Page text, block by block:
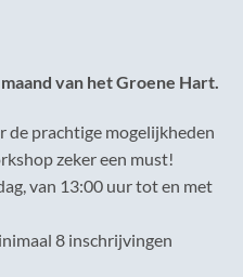
van het Groene Hart.
prachtige mogelijkheden
zeker een must!
van 13:00 uur tot en met
8 inschrijvingen